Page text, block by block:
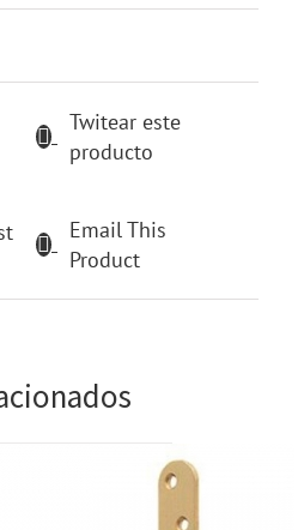
Twitear este
producto
Email This
Product